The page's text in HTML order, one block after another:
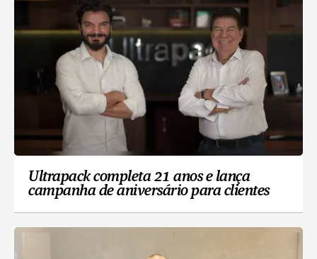
Ultrapack completa 21 anos e lança
campanha de aniversário para clientes